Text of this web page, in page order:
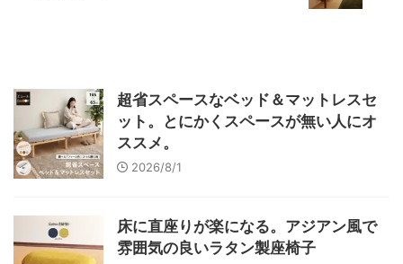
超省スペースなベッド＆マットレスセ
ット。とにかくスペースが無い人にオ
ススメ。
2026/8/1
床に直座りが楽になる。アジアン風で
雰囲気の良いラタン製座椅子